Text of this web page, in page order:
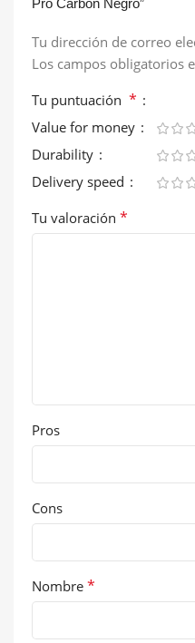
Tu dirección de correo
Los campos obligatorios
Tu puntuación *
Value for money
Durability
Delivery speed
Tu valoración *
Pros
Cons
Nombre *